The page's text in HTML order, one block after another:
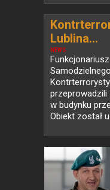
NEWS
Lublina...
w budynku
Obiekt został